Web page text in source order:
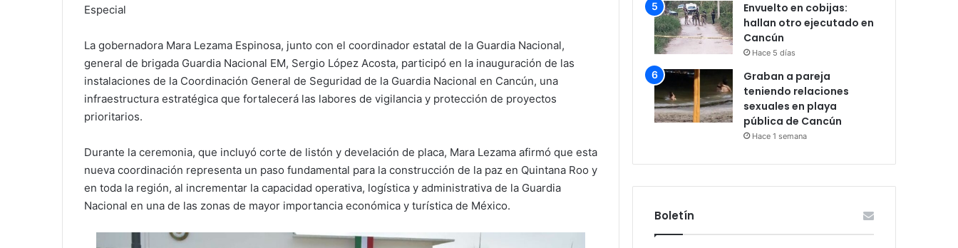
Especial
La gobernadora Mara Lezama Espinosa, junto con el coordinador estatal de la Guardia Nacional,
general de brigada Guardia Nacional EM, Sergio López Acosta, participó en la inauguración de las
instalaciones de la Coordinación General de Seguridad de la Guardia Nacional en Cancún, una
infraestructura estratégica que fortalecerá las labores de vigilancia y protección de proyectos
prioritarios.
Durante la ceremonia, que incluyó corte de listón y develación de placa, Mara Lezama afirmó que esta
nueva coordinación representa un paso fundamental para la construcción de la paz en Quintana Roo y
en toda la región, al incrementar la capacidad operativa, logística y administrativa de la Guardia
Nacional en una de las zonas de mayor importancia económica y turística de México.
Envuelto en cobijas:
hallan otro ejecutado en
Cancún
Hace 5 días
Graban a pareja
teniendo relaciones
sexuales en playa
pública de Cancún
Hace 1 semana
Boletín